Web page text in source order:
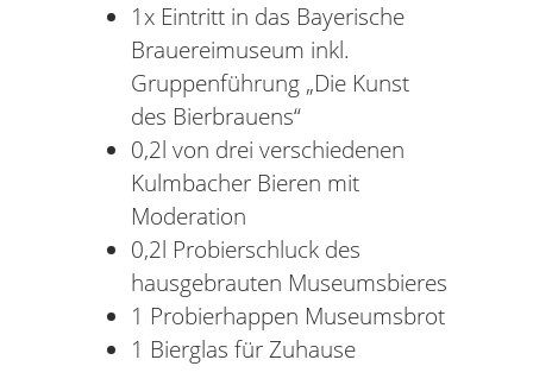
1x Eintritt in das Bayerische
Brauereimuseum inkl.
Gruppenführung „Die Kunst
des Bierbrauens“
0,2l von drei verschiedenen
Kulmbacher Bieren mit
Moderation
0,2l Probierschluck des
hausgebrauten Museumsbieres
1 Probierhappen Museumsbrot
1 Bierglas für Zuhause